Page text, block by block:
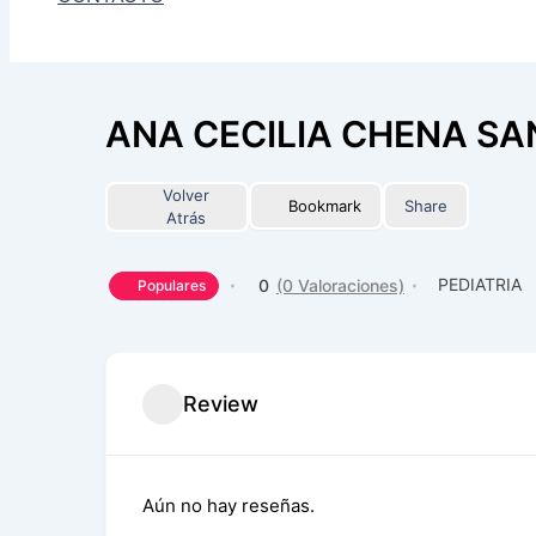
ANA CECILIA CHENA
Volver
Atrás
Bookmark Share
Populares 0 (0 Valoraciones) PEDIATRIA
Review
Aún no hay reseñas.